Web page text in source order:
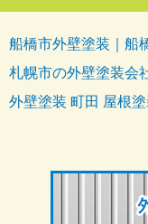
船橋市外壁塗装｜船
札幌市の外壁塗装会
外壁塗装 町田 屋根